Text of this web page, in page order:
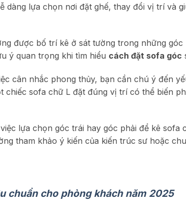
dàng lựa chọn nơi đặt ghế, thay đổi vị trí và
được bố trí kê ở sát tường trong những
ý quan trọng khi tìm hiểu cách đặt sofa góc
cân nhắc phong thủy, bạn cần chú ý đến
chiếc sofa chữ L đặt đúng vị trí có thể biến
lựa chọn góc trái hay góc phải để kê sofa
tham khảo ý kiến của kiến trúc sư hoặc
chuẩn cho phòng khách năm 2025